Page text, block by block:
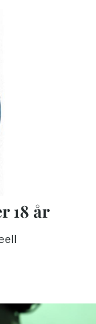
18 år